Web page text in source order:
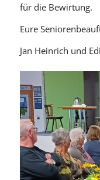
für die Bewirtung.
Eure
Jan Heinrich und